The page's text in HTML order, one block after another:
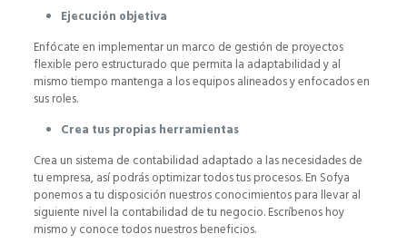
Ejecución objetiva
Enfócate en implementar un marco de gestión de proyectos
flexible pero estructurado que permita la adaptabilidad y al
mismo tiempo mantenga a los equipos alineados y enfocados en
sus roles.
Crea tus propias herramientas
Crea un sistema de contabilidad adaptado a las necesidades de
tu empresa, así podrás optimizar todos tus procesos. En Sofya
ponemos a tu disposición nuestros conocimientos para llevar al
siguiente nivel la contabilidad de tu negocio. Escríbenos hoy
mismo y conoce todos nuestros beneficios.